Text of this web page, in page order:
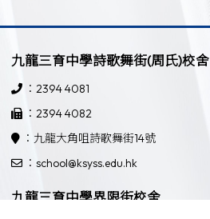
九龍三育中學詩歌舞街(周氏)校舍
：2394 4081
：2394 4082
：九龍大角咀詩歌舞街14號
：school@ksyss.edu.hk
九龍三育中學界限街校舍